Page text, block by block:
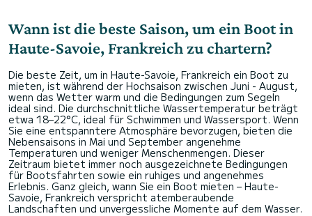
Wann ist die beste Saison, um ein Boot in
Haute-Savoie, Frankreich zu chartern?
Die beste Zeit, um in Haute-Savoie, Frankreich ein Boot zu
mieten, ist während der Hochsaison zwischen Juni - August,
wenn das Wetter warm und die Bedingungen zum Segeln
ideal sind. Die durchschnittliche Wassertemperatur beträgt
etwa 18–22°C, ideal für Schwimmen und Wassersport. Wenn
Sie eine entspanntere Atmosphäre bevorzugen, bieten die
Nebensaisons in Mai und September angenehme
Temperaturen und weniger Menschenmengen. Dieser
Zeitraum bietet immer noch ausgezeichnete Bedingungen
für Bootsfahrten sowie ein ruhiges und angenehmes
Erlebnis. Ganz gleich, wann Sie ein Boot mieten – Haute-
Savoie, Frankreich verspricht atemberaubende
Landschaften und unvergessliche Momente auf dem Wasser.